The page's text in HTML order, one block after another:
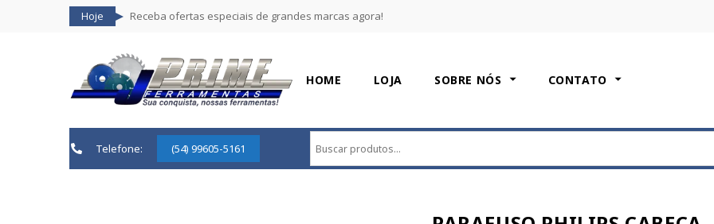
Hoje Receba ofertas especiais de grandes marcas agora!
HOME LOJA SOBRE NÓS CONTATO
Telefone: (54) 99605-5161